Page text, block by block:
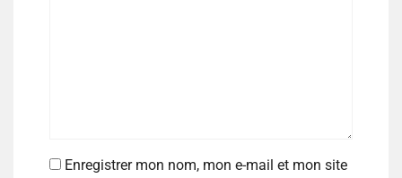
Enregistrer mon nom, mon e-mail et mon site